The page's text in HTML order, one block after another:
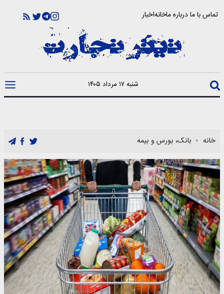
تماس با مادرباره ماخانهاخبار
شنبه ۱۷ مرداد ۱۴۰۵
خانه بانک، بورس و بیمه